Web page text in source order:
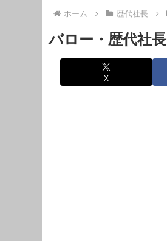
ホーム 歴代社長
バロー・歴代社長
X